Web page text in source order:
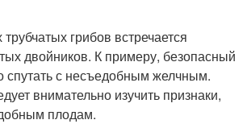
грибов встречается
двойников. К примеру, безопасный
спутать с несъедобным желчным.
внимательно изучить признаки,
плодам.